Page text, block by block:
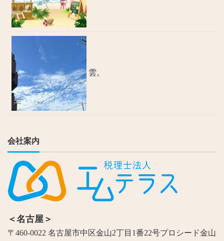
雲。
会社案内
＜名古屋＞
〒460-0022 名古屋市中区金山2丁目1番22号プロシード金山